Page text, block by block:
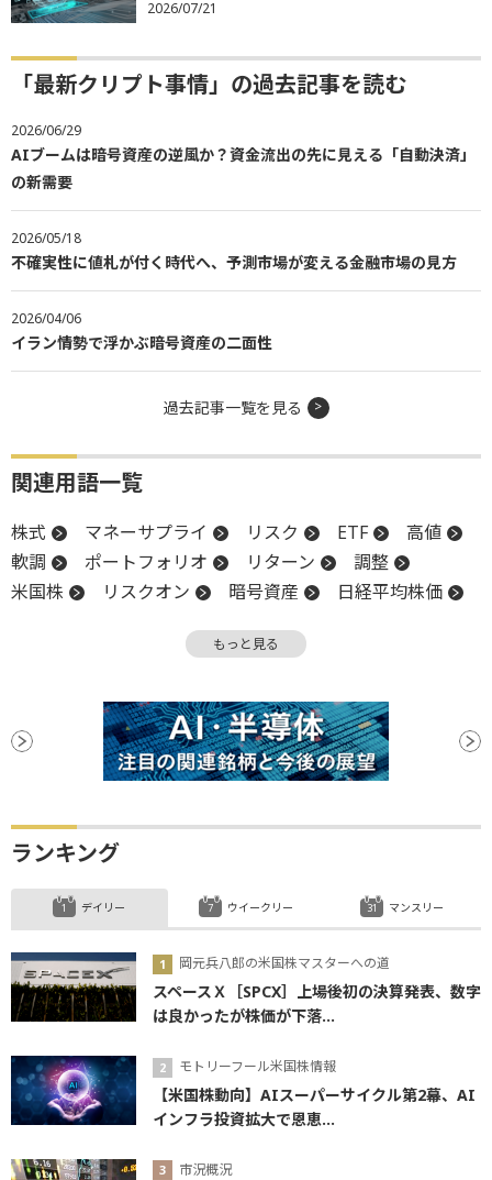
2026/07/21
「最新クリプト事情」の過去記事を読む
2026/06/29
AIブームは暗号資産の逆風か？資金流出の先に見える「自動決済」
の新需要
2026/05/18
不確実性に値札が付く時代へ、予測市場が変える金融市場の見方
2026/04/06
イラン情勢で浮かぶ暗号資産の二面性
過去記事一覧を見る
関連用語一覧
株式 マネーサプライ リスク ETF
高値
軟調
ポートフォリオ リターン
調整
米国株
リスクオン 暗号資産
日経平均株価
もっと見る
ランキング
デイリー
岡元兵八郎の米国株マスターへの道
スペースＸ［SPCX］上場後初の決算発表、数字
は良かったが株価が下落...
モトリーフール米国株情報
【米国株動向】AIスーパーサイクル第2幕、AI
インフラ投資拡大で恩恵...
市況概況
ウイークリー マンスリー